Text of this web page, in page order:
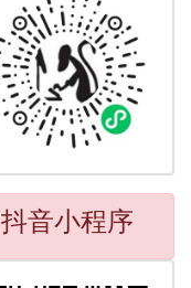
抖音小程序